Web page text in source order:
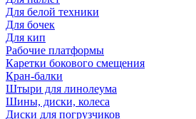
Для белой техники
Для бочек
Для кип
Рабочие платформы
Каретки бокового смещения
Кран-балки
Штыри для линолеума
Шины, диски, колеса
Диски для погрузчиков